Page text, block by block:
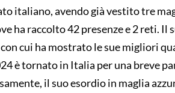
italiano, avendo già vestito tre
ha raccolto 42 presenze e 2 reti. Il
cui ha mostrato le sue migliori
è tornato in Italia per una breve
il suo esordio in maglia